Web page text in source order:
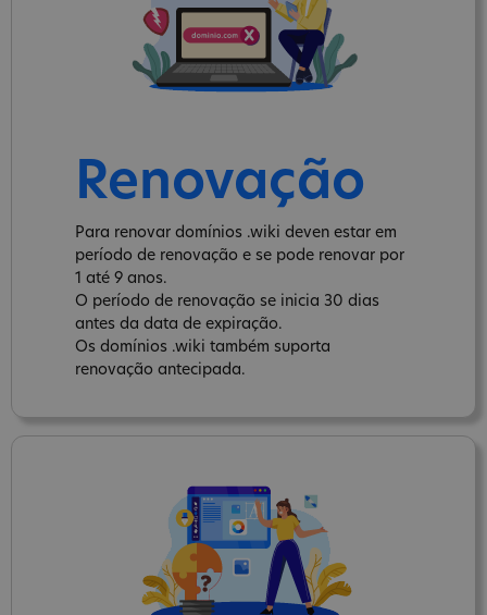
Renovação
Para renovar domínios .wiki deven estar em
período de renovação e se pode renovar por
1 até 9 anos.
O período de renovação se inicia 30 dias
antes da data de expiração.
Os domínios .wiki também suporta
renovação antecipada.